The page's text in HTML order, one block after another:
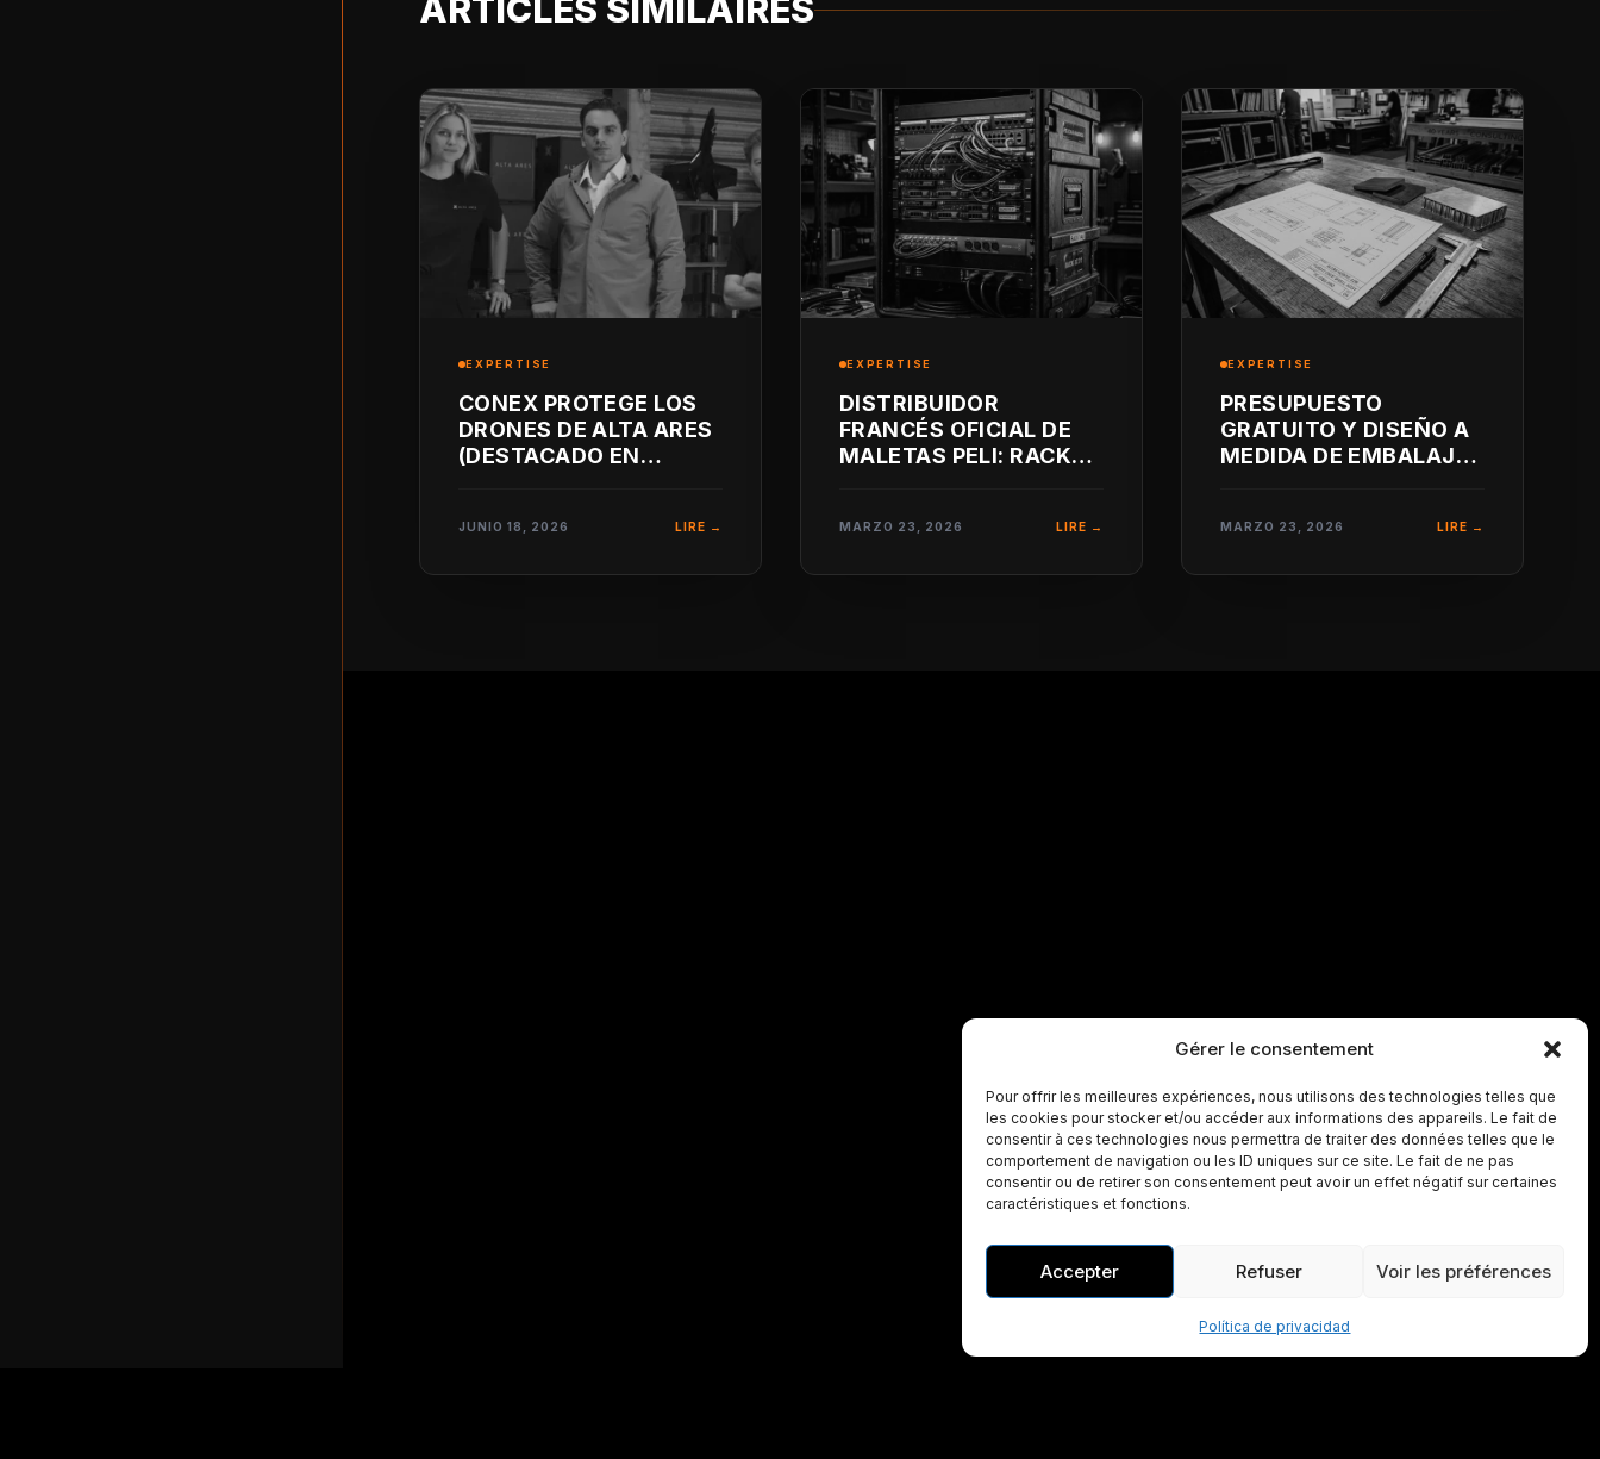
Gérer le consentement
Pour offrir les meilleures expériences, nous utilisons des technologies telles que
les cookies pour stocker et/ou accéder aux informations des appareils. Le fait de
consentir à ces technologies nous permettra de traiter des données telles que le
comportement de navigation ou les ID uniques sur ce site. Le fait de ne pas
consentir ou de retirer son consentement peut avoir un effet négatif sur certaines
caractéristiques et fonctions.
Accepter Refuser Voir les préférences
Política de privacidad
ARTICLES SIMILAIRES
EXPERTISE
CONEX PROTEGE LOS
DRONES DE ALTA ARES
(DESTACADO EN
JUNIO 18, 2026 LIRE →
EXPERTISE
DISTRIBUIDOR
FRANCÉS OFICIAL DE
MALETAS PELI: RACKS
MARZO 23, 2026 LIRE →
EXPERTISE
PRESUPUESTO
GRATUITO Y DISEÑO A
MEDIDA DE EMBALAJES
MARZO 23, 2026 LIRE →